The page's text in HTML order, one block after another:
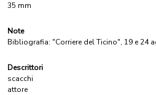
35 mm
Note
Bibliografia: "Corriere del Ticino", 19 e 24
Descrittori
scacchi
attore